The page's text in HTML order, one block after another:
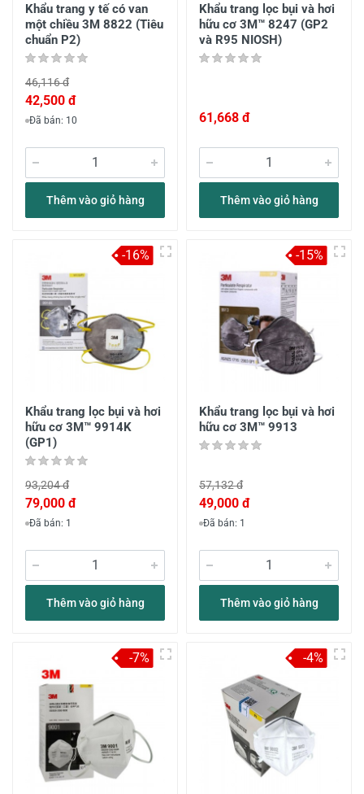
Khẩu trang y tế có van
một chiều 3M 8822 (Tiêu
chuẩn P2)
46,116 đ
42,500 đ
Đã bán: 10
Thêm vào giỏ hàng
Khẩu trang lọc bụi và hơi
hữu cơ 3M™ 8247 (GP2
và R95 NIOSH)
61,668 đ
Thêm vào giỏ hàng
Khẩu trang lọc bụi và hơi
hữu cơ 3M™ 9914K
(GP1)
93,204 đ
79,000 đ
Đã bán: 1
Thêm vào giỏ hàng
-16%
Khẩu trang lọc bụi và hơi
hữu cơ 3M™ 9913
57,132 đ
49,000 đ
Đã bán: 1
Thêm vào giỏ hàng
-15%
-7% -4%